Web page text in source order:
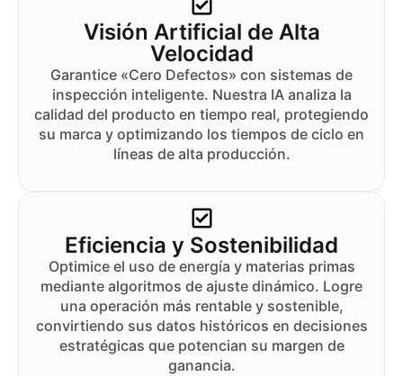
Visión Artificial de Alta
Velocidad
Garantice «Cero Defectos» con sistemas de
inspección inteligente. Nuestra IA analiza la
calidad del producto en tiempo real, protegiendo
su marca y optimizando los tiempos de ciclo en
líneas de alta producción.
Eficiencia y Sostenibilidad
Optimice el uso de energía y materias primas
mediante algoritmos de ajuste dinámico. Logre
una operación más rentable y sostenible,
convirtiendo sus datos históricos en decisiones
estratégicas que potencian su margen de
ganancia.